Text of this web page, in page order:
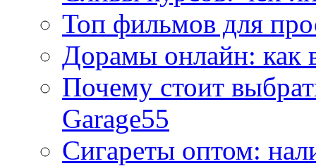
Топ фильмов для
Дорамы онлайн: как
Почему стоит
Garage55
Сигареты оптом: